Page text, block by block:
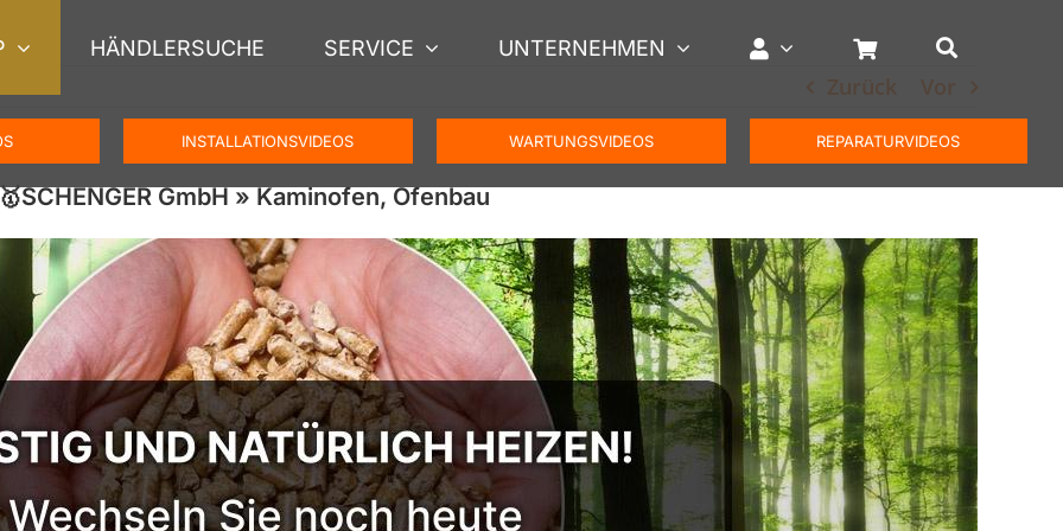
HÄNDLERSUCHE SERVICE UNTERNEHMEN
INSTALLATIONSVIDEOS WARTUNGSVIDEOS REPARATURVIDEOS
Zurück Vor
GmbH » Kaminofen, Ofenbau